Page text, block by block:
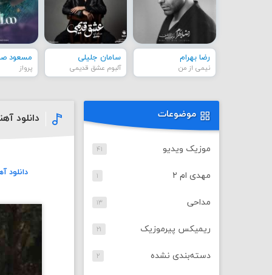
رضا بهرام
نیمی از من
سامان جلیلی
آلبوم عشق قدیمی
مسعود
پرواز
دانلود
موضوعات
موزیک ویدیو ۴۱
مهدی ام ۲ ۱
مداحی ۱۳
ریمیکس پیرموزیک ۲۱
دسته‌بندی نشده ۲